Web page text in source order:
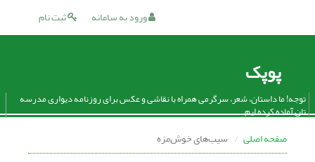
ثبت نام ورود به سامانه
پوپک
توجه! ما داستان، شعر، سرگرمی همراه با نقاشی و عکس برای روزنامه دیواری مدرسه
تان آماده کرده ایم.
صفحه اصلی سیب‌های خوش‌مزه